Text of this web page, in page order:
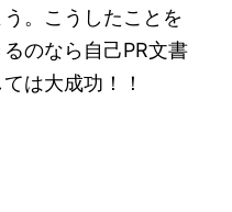
。こうしたことを
のなら自己PR文書
は大成功！！